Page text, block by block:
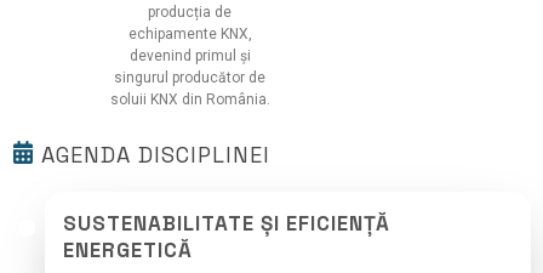
producția de
echipamente KNX,
devenind primul și
singurul producător de
soluii KNX din România.
AGENDA DISCIPLINEI
SUSTENABILITATE ȘI EFICIENȚĂ
ENERGETICĂ